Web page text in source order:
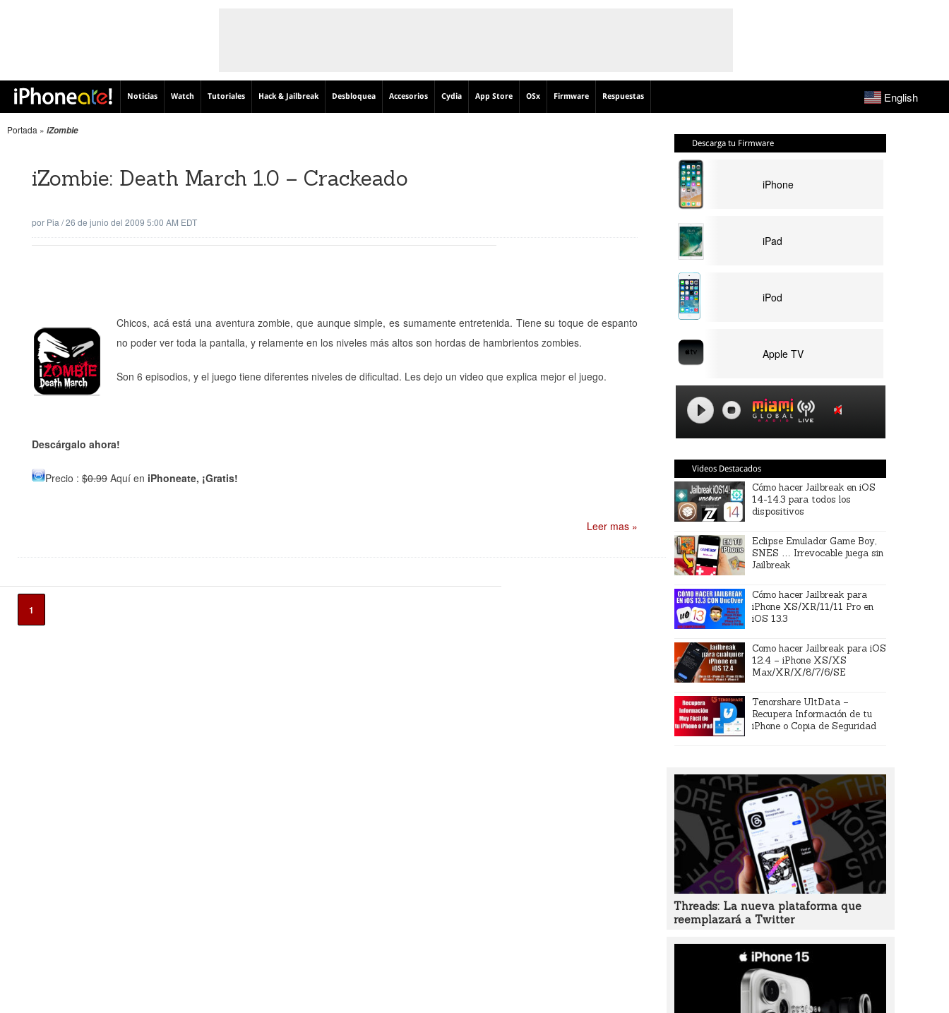
Noticias Watch Tutoriales Hack & Jailbreak Desbloquea Accesorios Cydia App Store OSx Firmware Respuestas English
Portada » iZombie
iZombie: Death March 1.0 – Crackeado
por Pia /26 de junio del 2009 5:00 AM EDT
Chicos, acá está una aventura zombie, que aunque simple, es sumamente entretenida. Tiene su toque de espanto
no poder ver toda la pantalla, y relamente en los niveles más altos son hordas de hambrientos zombies.
Son 6 episodios, y el juego tiene diferentes niveles de dificultad. Les dejo un video que explica mejor el juego.
Descárgalo ahora!
Precio : $0.99 Aquí en iPhoneate, ¡Gratis!
Leer mas »
1
Descarga tu Firmware
iPhone
iPad
iPod
Apple TV
Videos Destacados
Cómo hacer Jailbreak en iOS
14-14.3 para todos los
dispositivos
Eclipse Emulador Game Boy,
SNES … Irrevocable juega sin
Jailbreak
Cómo hacer Jailbreak para
iPhone XS/XR/11/11 Pro en
iOS 13.3
Como hacer Jailbreak para iOS
12.4 – iPhone XS/XS
Max/XR/X/8/7/6/SE
Tenorshare UltData –
Recupera Información de tu
iPhone o Copia de Seguridad
Threads: La nueva plataforma que
reemplazará a Twitter